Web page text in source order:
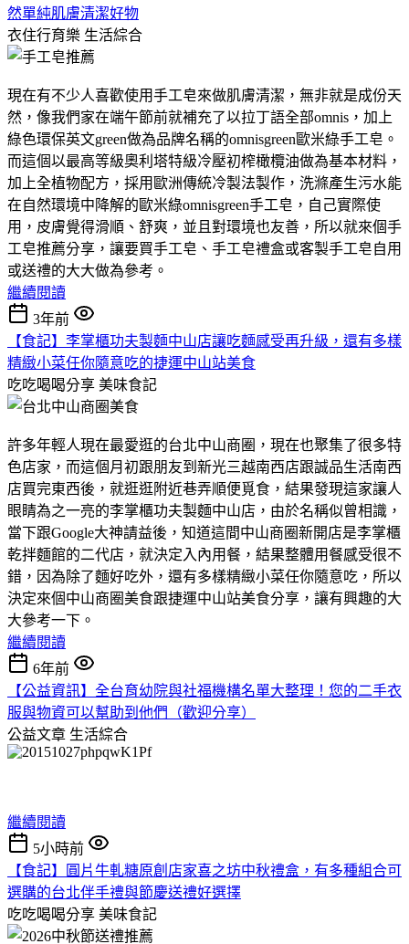
然單純肌膚清潔好物
衣住行育樂 生活綜合
現在有不少人喜歡使用手工皂來做肌膚清潔，無非就是成份天
然，像我們家在端午節前就補充了以拉丁語全部omnis，加上
綠色環保英文green做為品牌名稱的omnisgreen歐米綠手工皂。
而這個以最高等級奧利塔特級冷壓初榨橄欖油做為基本材料，
加上全植物配方，採用歐洲傳統冷製法製作，洗滌產生污水能
在自然環境中降解的歐米綠omnisgreen手工皂，自己實際使
用，皮膚覺得滑順、舒爽，並且對環境也友善，所以就來個手
工皂推薦分享，讓要買手工皂、手工皂禮盒或客製手工皂自用
或送禮的大大做為參考。
繼續閱讀
3年前
【食記】李掌櫃功夫製麵中山店讓吃麵感受再升級，還有多樣
精緻小菜任你隨意吃的捷運中山站美食
吃吃喝喝分享 美味食記
許多年輕人現在最愛逛的台北中山商圈，現在也聚集了很多特
色店家，而這個月初跟朋友到新光三越南西店跟誠品生活南西
店買完東西後，就逛逛附近巷弄順便覓食，結果發現這家讓人
眼睛為之一亮的李掌櫃功夫製麵中山店，由於名稱似曾相識，
當下跟Google大神請益後，知道這間中山商圈新開店是李掌櫃
乾拌麵館的二代店，就決定入內用餐，結果整體用餐感受很不
錯，因為除了麵好吃外，還有多樣精緻小菜任你隨意吃，所以
決定來個中山商圈美食跟捷運中山站美食分享，讓有興趣的大
大參考一下。
繼續閱讀
6年前
【公益資訊】全台育幼院與社福機構名單大整理！您的二手衣
服與物資可以幫助到他們（歡迎分享）
公益文章 生活綜合
繼續閱讀
5小時前
【食記】圓片牛軋糖原創店家喜之坊中秋禮盒，有多種組合可
選購的台北伴手禮與節慶送禮好選擇
吃吃喝喝分享 美味食記